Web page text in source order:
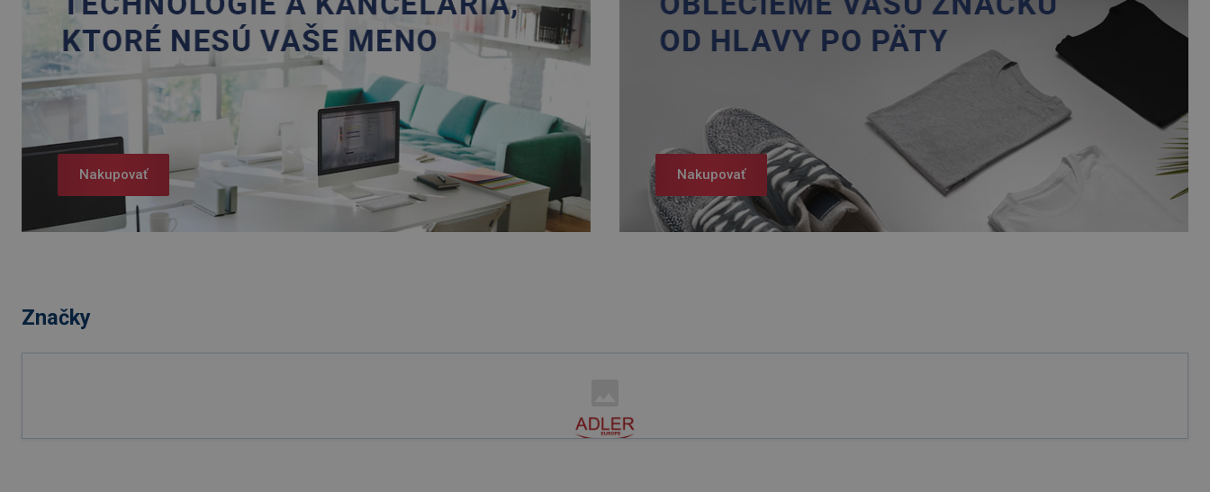
Nakupovať Nakupovať
Značky